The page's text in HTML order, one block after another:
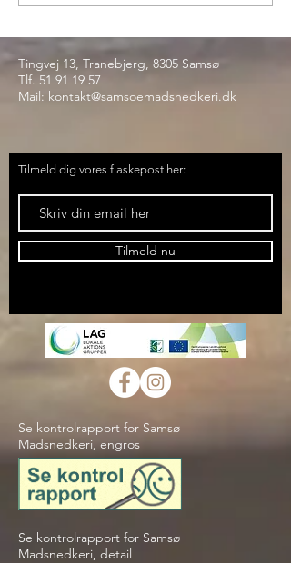
Tingvej 13, Tranebjerg, 8305 Samsø
Tlf. 51 91 19 57
Mail: kontakt@samsoemadsnedkeri.dk
Tilmeld dig vores flaskepost her:
Tilmeld nu
Se kontrolrapport for Samsø
Madsnedkeri, engros
Se kontrolrapport for Samsø
Madsnedkeri, detail